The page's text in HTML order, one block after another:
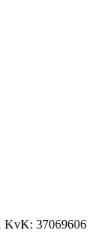
KvK: 37069606